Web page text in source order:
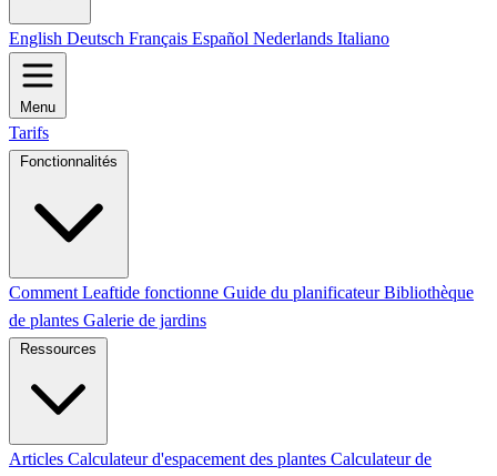
English Deutsch Français Español Nederlands Italiano
Menu
Tarifs
Fonctionnalités
Comment Leaftide fonctionne Guide du planificateurBibliothèque
de plantes Galerie de jardins
Ressources
Articles Calculateur d'espacement des plantes Calculateur de